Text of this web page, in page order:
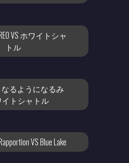
VS ホワイトシャ
トル
なるようになるみ
イトシャトル
VS Blue Lake